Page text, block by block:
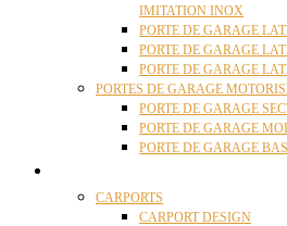
IMITATION INOX
PORTE DE GARAGE
PORTE DE GARAGE
PORTE DE GARAGE
PORTES DE GARAGE
PORTE DE GARAGE
PORTE DE GARAGE
PORTE DE GARAGE
CARPORTS
CARPORT DESIGN